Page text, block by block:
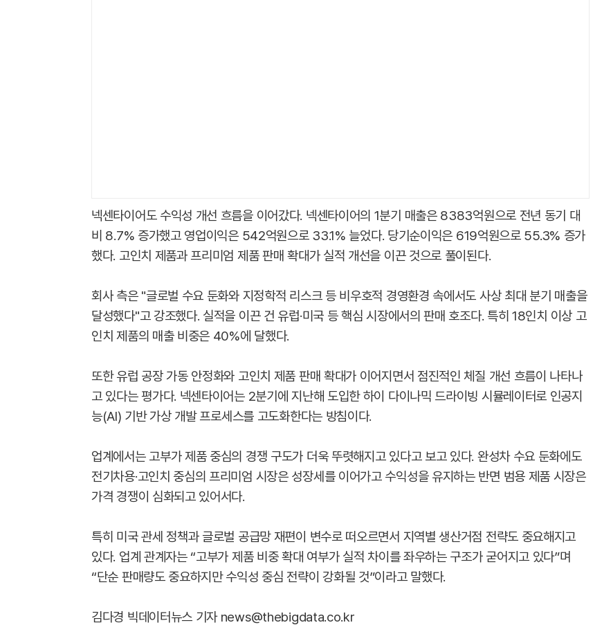
넥센타이어도 수익성 개선 흐름을 이어갔다. 넥센타이어의 1분기 매출은 8383억원으로 전년 동기 대
비 8.7% 증가했고 영업이익은 542억원으로 33.1% 늘었다. 당기순이익은 619억원으로 55.3% 증가
했다. 고인치 제품과 프리미엄 제품 판매 확대가 실적 개선을 이끈 것으로 풀이된다.
회사 측은 "글로벌 수요 둔화와 지정학적 리스크 등 비우호적 경영환경 속에서도 사상 최대 분기 매출을
달성했다"고 강조했다. 실적을 이끈 건 유럽·미국 등 핵심 시장에서의 판매 호조다. 특히 18인치 이상 고
인치 제품의 매출 비중은 40%에 달했다.
또한 유럽 공장 가동 안정화와 고인치 제품 판매 확대가 이어지면서 점진적인 체질 개선 흐름이 나타나
고 있다는 평가다. 넥센타이어는 2분기에 지난해 도입한 하이 다이나믹 드라이빙 시뮬레이터로 인공지
능(AI) 기반 가상 개발 프로세스를 고도화한다는 방침이다.
업계에서는 고부가 제품 중심의 경쟁 구도가 더욱 뚜렷해지고 있다고 보고 있다. 완성차 수요 둔화에도
전기차용·고인치 중심의 프리미엄 시장은 성장세를 이어가고 수익성을 유지하는 반면 범용 제품 시장은
가격 경쟁이 심화되고 있어서다.
특히 미국 관세 정책과 글로벌 공급망 재편이 변수로 떠오르면서 지역별 생산거점 전략도 중요해지고
있다. 업계 관계자는 “고부가 제품 비중 확대 여부가 실적 차이를 좌우하는 구조가 굳어지고 있다”며
“단순 판매량도 중요하지만 수익성 중심 전략이 강화될 것”이라고 말했다.
김다경 빅데이터뉴스 기자 news@thebigdata.co.kr